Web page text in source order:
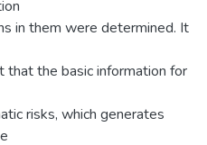
in them were determined. It
the basic information for
risks, which generates